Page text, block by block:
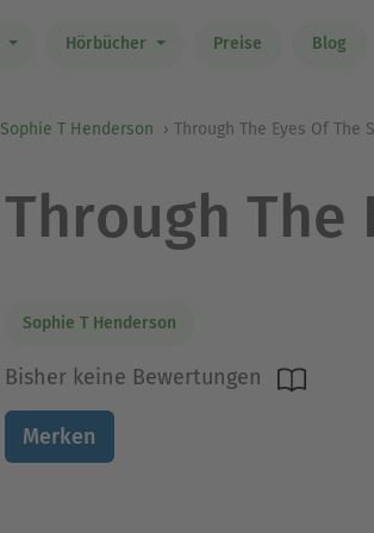
Hörbücher Preise Blog
Sophie T Henderson Through The Eyes Of The
Through The
Sophie T Henderson
Bisher keine Bewertungen
Merken